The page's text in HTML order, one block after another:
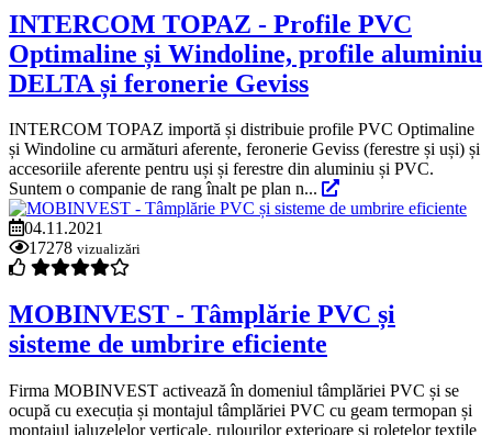
INTERCOM TOPAZ - Profile PVC
Optimaline și Windoline, profile aluminiu
DELTA și feronerie Geviss
INTERCOM TOPAZ importă și distribuie profile PVC Optimaline
și Windoline cu armături aferente, feronerie Geviss (ferestre și uși) și
accesoriile aferente pentru uși și ferestre din aluminiu și PVC.
Suntem o companie de rang înalt pe plan n...
04.11.2021
17278 vizualizări
MOBINVEST - Tâmplărie PVC și
sisteme de umbrire eficiente
Firma MOBINVEST activează în domeniul tâmplăriei PVC și se
ocupă cu execuția și montajul tâmplăriei PVC cu geam termopan și
montajul jaluzelelor verticale, rulourilor exterioare și roletelor textile